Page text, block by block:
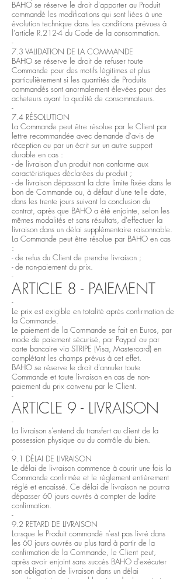
BAHO se réserve le droit d'apporter au Produit
commandé les modifications qui sont liées à une
évolution technique dans les conditions prévues à
l'article R.212-4 du Code de la consommation.
-
7.3 VALIDATION DE LA COMMANDE
BAHO se réserve le droit de refuser toute
Commande pour des motifs légitimes et plus
particulièrement si les quantités de Produits
commandés sont anormalement élevées pour des
acheteurs ayant la qualité de consommateurs.
-
7.4 RÉSOLUTION
La Commande peut être résolue par le Client par
lettre recommandée avec demande d'avis de
réception ou par un écrit sur un autre support
durable en cas :
- de livraison d'un produit non conforme aux
caractéristiques déclarées du produit ;
- de livraison dépassant la date limite fixée dans le
bon de Commande ou, à défaut d'une telle date,
dans les trente jours suivant la conclusion du
contrat, après que BAHO a été enjointe, selon les
mêmes modalités et sans résultats, d'effectuer la
livraison dans un délai supplémentaire raisonnable.
La Commande peut être résolue par BAHO en cas
:
- de refus du Client de prendre livraison ;
- de non-paiement du prix.
-
ARTICLE 8 - PAIEMENT
-
Le prix est exigible en totalité après confirmation de
la Commande.
Le paiement de la Commande se fait en Euros, par
mode de paiement sécurisé, par Paypal ou par
carte bancaire via STRIPE (Visa, Mastercard) en
complétant les champs prévus à cet effet.
BAHO se réserve le droit d'annuler toute
Commande et toute livraison en cas de non-
paiement du prix convenu par le Client.
-
ARTICLE 9 - LIVRAISON
-
La livraison s'entend du transfert au client de la
possession physique ou du contrôle du bien.
-
9.1 DÉLAI DE LIVRAISON
Le délai de livraison commence à courir une fois la
Commande confirmée et le règlement entièrement
réglé et encaissé. Ce délai de livraison ne pourra
dépasser 60 jours ouvrés à compter de ladite
confirmation.
-
9.2 RETARD DE LIVRAISON
Lorsque le Produit commandé n'est pas livré dans
les 60 jours ouvrés au plus tard à partir de la
confirmation de la Commande, le Client peut,
après avoir enjoint sans succès BAHO d'exécuter
son obligation de livraison dans un délai